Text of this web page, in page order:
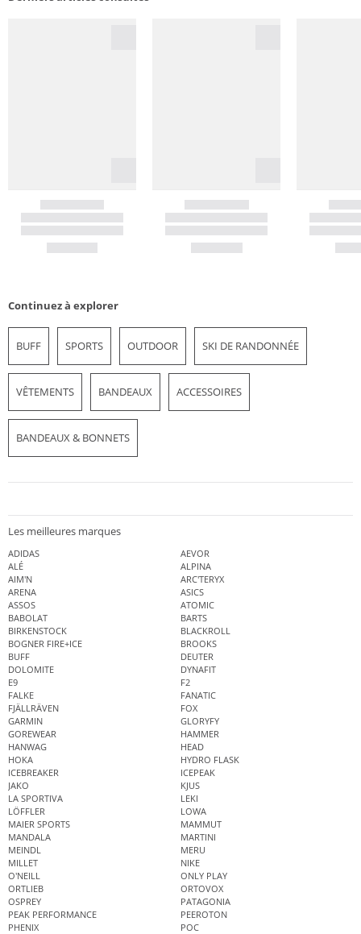
Continuez à explorer
BUFF SPORTS OUTDOOR SKI DE RANDONNÉE
VÊTEMENTS BANDEAUX ACCESSOIRES
BANDEAUX & BONNETS
Les meilleures marques
ADIDAS
AEVOR
ALÉ
ALPINA
AIM'N
ARC'TERYX
ARENA
ASICS
ASSOS
ATOMIC
BABOLAT
BARTS
BIRKENSTOCK
BLACKROLL
BOGNER FIRE+ICE
BROOKS
BUFF
DEUTER
DOLOMITE
DYNAFIT
E9
F2
FALKE
FANATIC
FJÄLLRÄVEN
FOX
GARMIN
GLORYFY
GOREWEAR
HAMMER
HANWAG
HEAD
HOKA
HYDRO FLASK
ICEBREAKER
ICEPEAK
JAKO
KJUS
LA SPORTIVA
LEKI
LÖFFLER
LOWA
MAIER SPORTS
MAMMUT
MANDALA
MARTINI
MEINDL
MERU
MILLET
NIKE
O'NEILL
ONLY PLAY
ORTLIEB
ORTOVOX
OSPREY
PATAGONIA
PEAK PERFORMANCE
PEEROTON
PHENIX
POC